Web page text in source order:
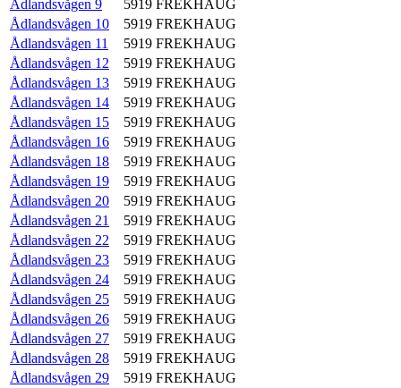
Ådlandsvågen 9 5919 FREKHAUG
Ådlandsvågen 10
5919 FREKHAUG
Ådlandsvågen 11
5919 FREKHAUG
Ådlandsvågen 12
5919 FREKHAUG
Ådlandsvågen 13
5919 FREKHAUG
Ådlandsvågen 14
5919 FREKHAUG
Ådlandsvågen 15
5919 FREKHAUG
Ådlandsvågen 16
5919 FREKHAUG
Ådlandsvågen 18
5919 FREKHAUG
Ådlandsvågen 19
5919 FREKHAUG
Ådlandsvågen 20
5919 FREKHAUG
Ådlandsvågen 21
5919 FREKHAUG
Ådlandsvågen 22
5919 FREKHAUG
Ådlandsvågen 23
5919 FREKHAUG
Ådlandsvågen 24
5919 FREKHAUG
Ådlandsvågen 25
5919 FREKHAUG
Ådlandsvågen 26
5919 FREKHAUG
Ådlandsvågen 27
5919 FREKHAUG
Ådlandsvågen 28
5919 FREKHAUG
Ådlandsvågen 29
5919 FREKHAUG